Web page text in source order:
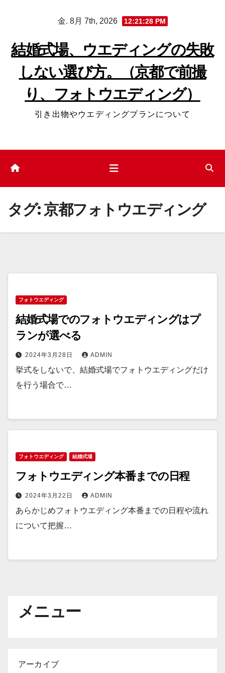
金. 8月 7th, 2026 12:21:29 PM
結婚式場、ウエディングの失敗
しない選び方。（京都で前撮
り、フォトウエディング）
引き出物やウエディングプランについて
タグ:京都フォトウエディング
フォトウエディング
結婚式場でのフォトウエディングはプ
ランが選べる
2024年3月28日 ADMIN
挙式をしないで、結婚式場でフォトウエディングだけ
を行う場合で…
フォトウエディング 結婚式場
フォトウエディング本番までの日程
2024年3月22日 ADMIN
あらかじめフォトウエディング本番までの日程や流れ
について把握…
メニュー
アーカイブ